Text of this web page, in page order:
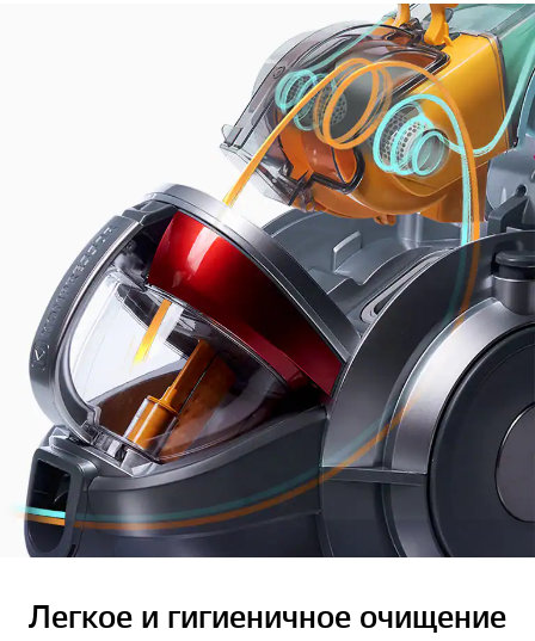
Легкое и гигиеничное очищение